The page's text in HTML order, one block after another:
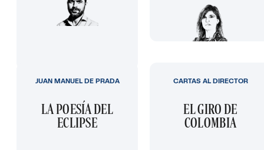
LA POESÍA DEL
ECLIPSE
JUAN MANUEL DE PRADA
EL GIRO DE
COLOMBIA
CARTAS AL DIRECTOR